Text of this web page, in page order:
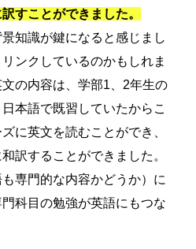
すことができました。
知識が鍵になると感じまし
ンクしているのかもしれま
の内容は、学部1、2年生の
本語で既習していたからこ
に英文を読むことができ、
訳することができました。
専門的な内容かどうか）に
科目の勉強が英語にもつな